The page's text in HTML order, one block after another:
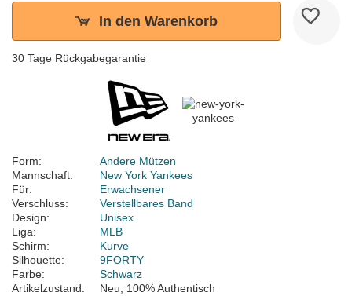
In den Warenkorb
30 Tage Rückgabegarantie
Form:
Andere Mützen
Mannschaft:
New York Yankees
Für:
Erwachsener
Verschluss:
Verstellbares Band
Design:
Unisex
Liga:
MLB
Schirm:
Kurve
Silhouette:
9FORTY
Farbe:
Schwarz
Artikelzustand:
Neu; 100% Authentisch